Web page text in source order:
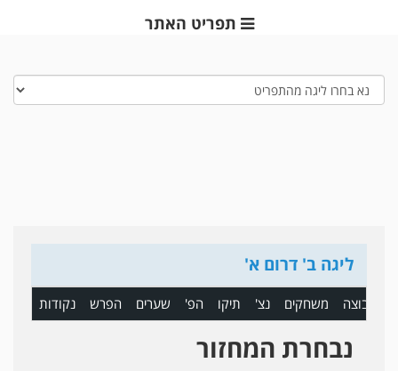
תפריט האתר
ליגה ב' דרום א'
קבוצה משחקים נצ' תיקו הפ' שערים הפרש נקודות
נבחרת המחזור